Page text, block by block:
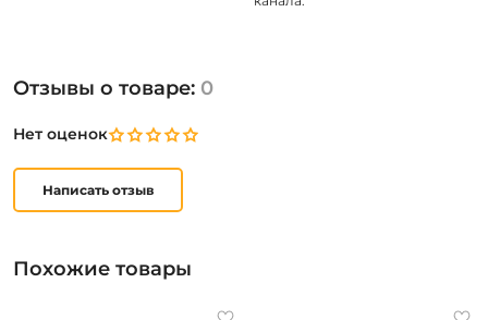
Отзывы о товаре: 0
Нет оценок
Написать отзыв
Похожие товары